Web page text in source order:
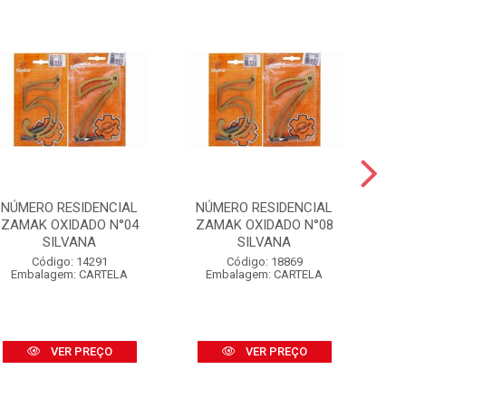
NÚMERO RESIDENCIAL
ZAMAK OXIDADO N°04
SILVANA
Código: 14291
Embalagem: CARTELA
VER PREÇO
NÚMERO RESIDENCIAL
ZAMAK OXIDADO N°08
SILVANA
Código: 18869
Embalagem: CARTELA
VER PREÇO